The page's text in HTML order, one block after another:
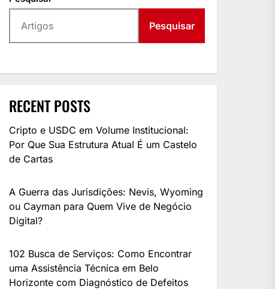
Pesquisar
RECENT POSTS
Cripto e USDC em Volume Institucional:
Por Que Sua Estrutura Atual É um Castelo
de Cartas
A Guerra das Jurisdições: Nevis, Wyoming
ou Cayman para Quem Vive de Negócio
Digital?
102 Busca de Serviços: Como Encontrar
uma Assistência Técnica em Belo
Horizonte com Diagnóstico de Defeitos